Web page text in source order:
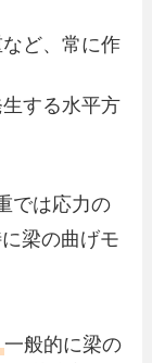
ど、常に作
する水平方
では応力の
梁の曲げモ
一般的に梁の